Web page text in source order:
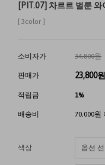
[PIT.07] 차르르 벌룬
[ 3color ]
소비자가 34,800원
판매가 23,800원
적립금 1%
배송비 70,000원
색상